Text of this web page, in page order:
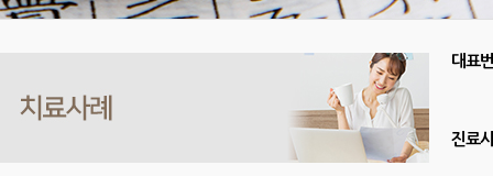
대표
진료